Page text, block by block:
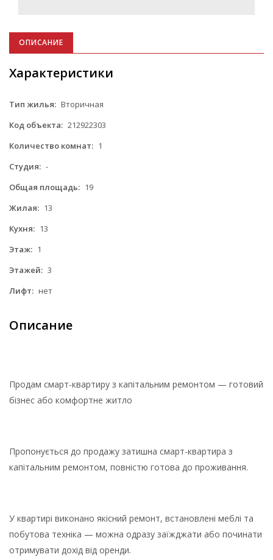
ОПИСАНИЕ
Характеристики
Тип жилья: Вторичная
Код объекта: 212922303
Количество комнат: 1
Студия: -
Общая площадь: 19
Жилая: 13
Кухня: 13
Этаж: 1
Этажей: 3
Лифт: нет
Описание
Продам смарт-квартиру з капітальним ремонтом — готовий
бізнес або комфортне житло
Пропонується до продажу затишна смарт-квартира з
капітальним ремонтом, повністю готова до проживання.
У квартирі виконано якісний ремонт, встановлені меблі та
побутова техніка — можна одразу заїжджати або починати
отримувати дохід від оренди.